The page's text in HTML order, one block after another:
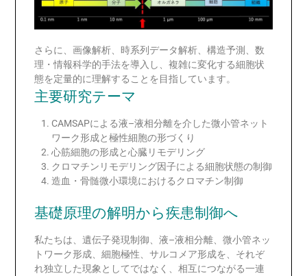
さらに、画像解析、時系列データ解析、構造予測、数
理・情報科学的手法を導入し、複雑に変化する細胞状
態を定量的に理解することを目指しています。
主要研究テーマ
CAMSAPによる液–液相分離を介した微小管ネット
ワーク形成と極性細胞の形づくり
心筋細胞の形成と心臓リモデリング
クロマチンリモデリング因子による細胞状態の制御
造血・骨髄微小環境におけるクロマチン制御
基礎原理の解明から疾患制御へ
私たちは、遺伝子発現制御、液–液相分離、微小管ネッ
トワーク形成、細胞極性、サルコメア形成を、それぞ
れ独立した現象としてではなく、相互につながる一連